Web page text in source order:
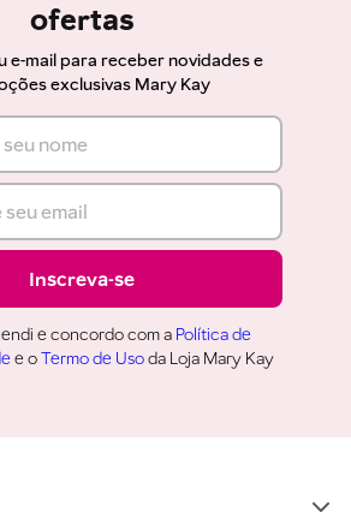
ofertas
e-mail para receber novidades e
exclusivas Mary Kay
Inscreva-se
e concordo com a Política de
e oTermo de Usoda Loja Mary Kay